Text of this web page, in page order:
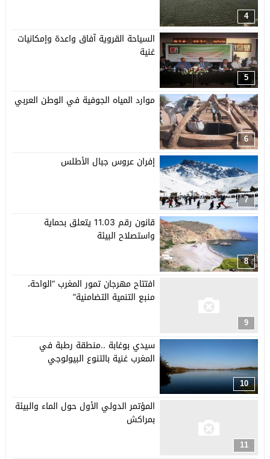
4
5
السياحة القروية آفاق واعدة وإمكانيات
غنية
6
موارد المياه الجوفية في الوطن العربي
7
إفران عروس جبال الأطلس
8
قانون رقم 11.03 يتعلق بحماية
واستصلاح البيئة
9
افتتاح مهرجان تمور المغرب “الواحة،
منبع التنمية التضامنية”
10
سيدي بوغابة ..منطقة رطبة في
المغرب غنية بالتنوع البيولوجي
11
المؤتمر الدولي الأول حول الماء والبيئة
بمراكش